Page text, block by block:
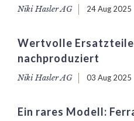
Niki Hasler AG 24 Aug 2025
Wertvolle
nachproduziert
Niki Hasler AG 03 Aug 2025
Ein rares Modell: